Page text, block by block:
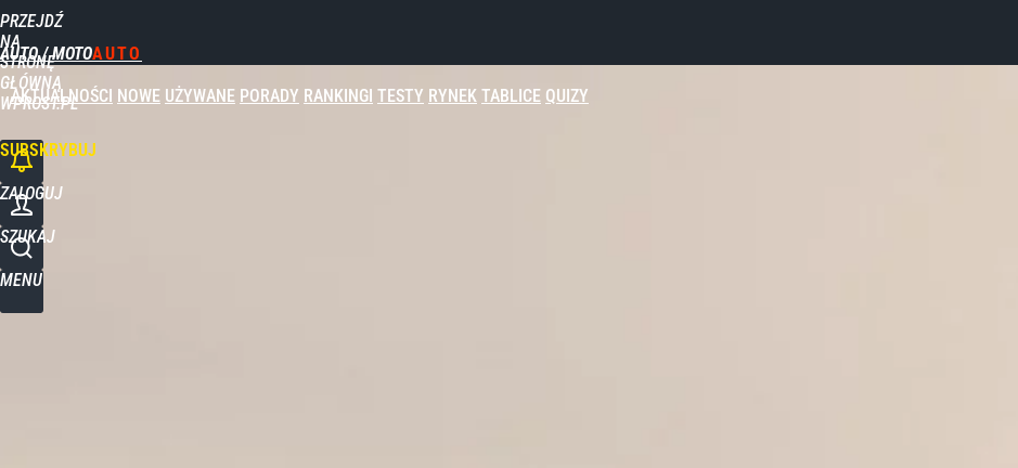
PRZEJDŹ
NA
STRONĘ
GŁÓWNĄ
WPROST.PL
AUTO / MOTO
AKTUALNOŚCI NOWE UŻYWANE PORADY RANKINGI TESTY RYNEK TABLICE QUIZY
SUBSKRYBUJ
ZALOGUJ
SZUKAJ
MENU